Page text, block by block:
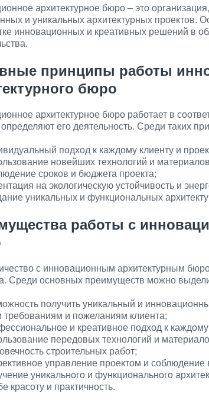
архитектурное бюро – это
и уникальных архитектурных проектов.
инновационных и креативных решений в
принципы работы
бюро
архитектурное бюро работает в
его деятельность. Среди таких
подход к каждому клиенту и
новейших технологий и
сроков и бюджета проекта;
на экологическую устойчивость и
уникальных и функциональных
работы с
с инновационным архитектурным
Среди основных преимуществ можно
получить уникальный и
требованиям и пожеланиям клиента;
и креативное подход к каждому
передовых технологий и
строительных работ;
управление проектом и соблюдение
уникального и функционального
красоту и практичность.